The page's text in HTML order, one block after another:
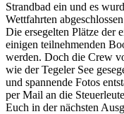
Strandbad ein und es
Wettfahrten
Die ersegelten Plätze der
einigen teilnehmenden
werden. Doch die Crew
wie der Tegeler See
und spannende Fotos
per Mail an die
Euch in der nächsten